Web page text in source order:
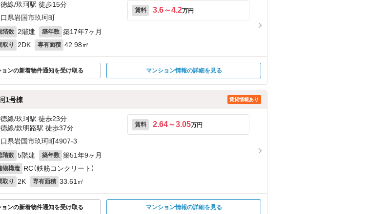
線/玖珂駅 徒歩15分
県岩国市玖珂町
階数 2階建 築年数 築17年7ヶ月
取り 2DK 専有面積 42.98㎡
賃料 3.6～4.2万円
ョンの新着物件通知を受け取る マンション情報の詳細を見る
1号棟 賃貸情報あり
線/玖珂駅 徒歩23分
線/欽明路駅 徒歩37分
県岩国市玖珂町4907‐3
階数 5階建 築年数 築51年9ヶ月
物構造 RC（鉄筋コンクリート）
取り 2K 専有面積 33.61㎡
賃料 2.64～3.05万円
ョンの新着物件通知を受け取る マンション情報の詳細を見る